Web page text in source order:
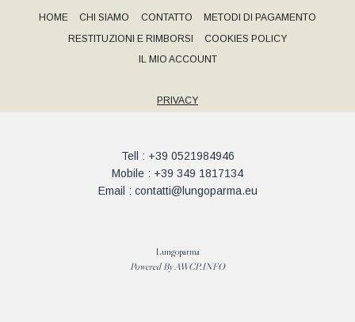
HOME CHI SIAMO CONTATTO
METODI DI PAGAMENTO
RESTITUZIONI E RIMBORSI
COOKIES POLICY
IL MIO ACCOUNT
PRIVACY
Tell : +39 0521984946
Mobile : +39 349 1817134
Email : contatti@lungoparma.eu
Lungoparma
Powered ByAWCP.INFO